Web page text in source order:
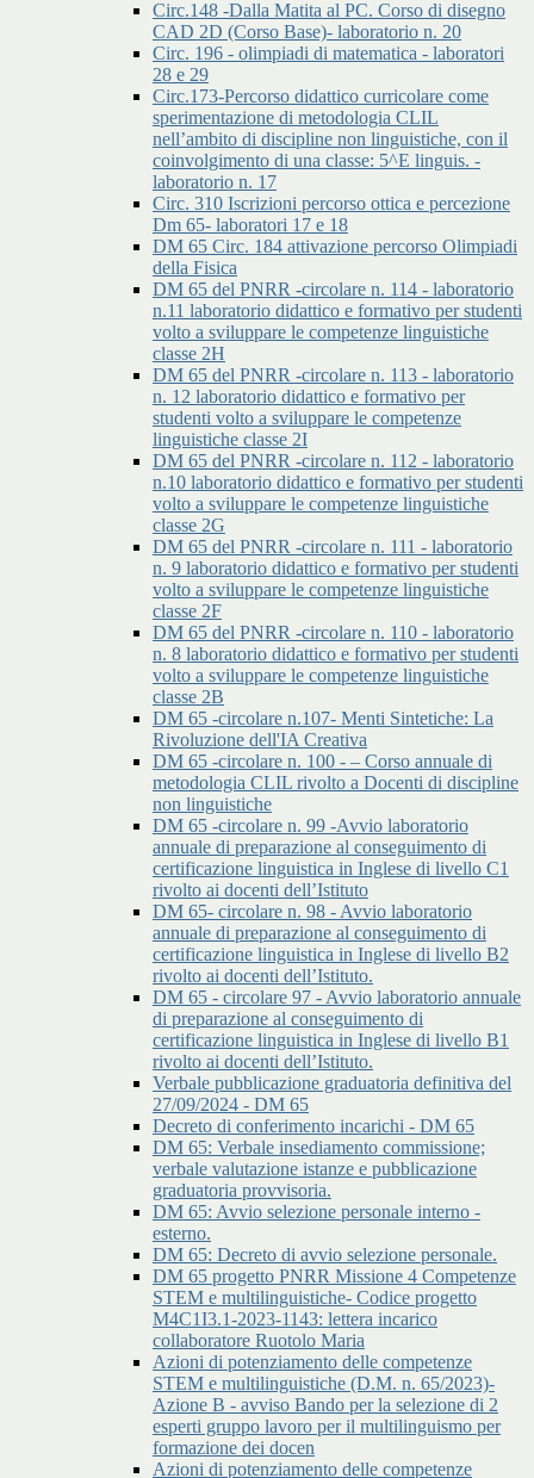
Circ.148 -Dalla Matita al PC. Corso di disegno
CAD 2D (Corso Base)- laboratorio n. 20
Circ. 196 - olimpiadi di matematica - laboratori
28 e 29
Circ.173-Percorso didattico curricolare come
sperimentazione di metodologia CLIL
nell’ambito di discipline non linguistiche, con il
coinvolgimento di una classe: 5^E linguis. -
laboratorio n. 17
Circ. 310 Iscrizioni percorso ottica e percezione
Dm 65- laboratori 17 e 18
DM 65 Circ. 184 attivazione percorso Olimpiadi
della Fisica
DM 65 del PNRR -circolare n. 114 - laboratorio
n.11 laboratorio didattico e formativo per studenti
volto a sviluppare le competenze linguistiche
classe 2H
DM 65 del PNRR -circolare n. 113 - laboratorio
n. 12 laboratorio didattico e formativo per
studenti volto a sviluppare le competenze
linguistiche classe 2I
DM 65 del PNRR -circolare n. 112 - laboratorio
n.10 laboratorio didattico e formativo per studenti
volto a sviluppare le competenze linguistiche
classe 2G
DM 65 del PNRR -circolare n. 111 - laboratorio
n. 9 laboratorio didattico e formativo per studenti
volto a sviluppare le competenze linguistiche
classe 2F
DM 65 del PNRR -circolare n. 110 - laboratorio
n. 8 laboratorio didattico e formativo per studenti
volto a sviluppare le competenze linguistiche
classe 2B
DM 65 -circolare n.107- Menti Sintetiche: La
Rivoluzione dell'IA Creativa
DM 65 -circolare n. 100 - – Corso annuale di
metodologia CLIL rivolto a Docenti di discipline
non linguistiche
DM 65 -circolare n. 99 -Avvio laboratorio
annuale di preparazione al conseguimento di
certificazione linguistica in Inglese di livello C1
rivolto ai docenti dell’Istituto
DM 65- circolare n. 98 - Avvio laboratorio
annuale di preparazione al conseguimento di
certificazione linguistica in Inglese di livello B2
rivolto ai docenti dell’Istituto.
DM 65 - circolare 97 - Avvio laboratorio annuale
di preparazione al conseguimento di
certificazione linguistica in Inglese di livello B1
rivolto ai docenti dell’Istituto.
Verbale pubblicazione graduatoria definitiva del
27/09/2024 - DM 65
Decreto di conferimento incarichi - DM 65
DM 65: Verbale insediamento commissione;
verbale valutazione istanze e pubblicazione
graduatoria provvisoria.
DM 65: Avvio selezione personale interno -
esterno.
DM 65: Decreto di avvio selezione personale.
DM 65 progetto PNRR Missione 4 Competenze
STEM e multilinguistiche- Codice progetto
M4C1I3.1-2023-1143: lettera incarico
collaboratore Ruotolo Maria
Azioni di potenziamento delle competenze
STEM e multilinguistiche (D.M. n. 65/2023)-
Azione B - avviso Bando per la selezione di 2
esperti gruppo lavoro per il multilinguismo per
formazione dei docen
Azioni di potenziamento delle competenze